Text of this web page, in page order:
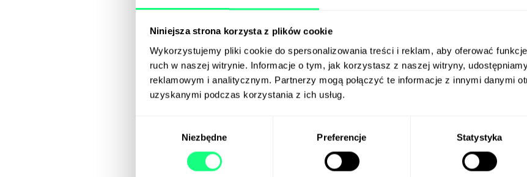
Niniejsza strona korzysta z plików cookie
Wykorzystujemy pliki cookie do spersonalizowania treści i reklam, aby oferować
ruch w naszej witrynie. Informacje o tym, jak korzystasz z naszej witryny,
reklamowym i analitycznym. Partnerzy mogą połączyć te informacje z innymi danymi
uzyskanymi podczas korzystania z ich usług.
Niezbędne Preferencje Statystyka
Dmuchana Kim Kardashian reklamuje bieliznę
Karol III ułożył playlistę dla Apple Music
Shorty
Weekly Tool
AI odpowiada już za 80 proc. ruchu